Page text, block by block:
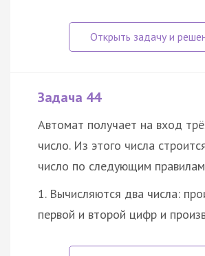
Задача 44
Автомат получает на вход
число. Из этого числа
число по следующим
1. Вычисляются два числа:
первой и второй цифр и